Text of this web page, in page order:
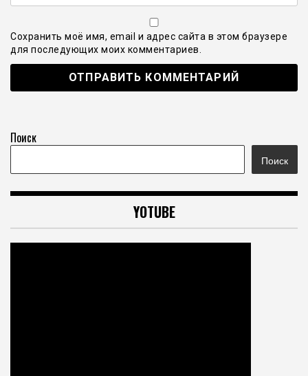
Сохранить моё имя, email и адрес сайта в этом браузере
для последующих моих комментариев.
Поиск
Поиск
YOTUBE